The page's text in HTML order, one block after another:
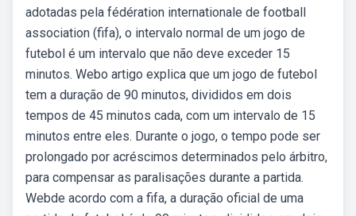
adotadas pela fédération internationale de football
association (fifa), o intervalo normal de um jogo de
futebol é um intervalo que não deve exceder 15
minutos. Webo artigo explica que um jogo de futebol
tem a duração de 90 minutos, divididos em dois
tempos de 45 minutos cada, com um intervalo de 15
minutos entre eles. Durante o jogo, o tempo pode ser
prolongado por acréscimos determinados pelo árbitro,
para compensar as paralisações durante a partida.
Webde acordo com a fifa, a duração oficial de uma